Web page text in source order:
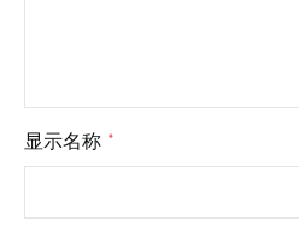
显示名称 *